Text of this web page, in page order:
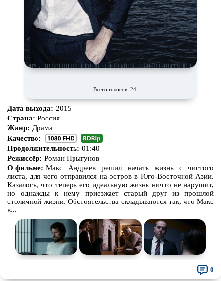
Всего голосов: 24
Дата выхода: 2015
Страна: Россия
Жанр: Драма
Качество:
Продолжительность: 01:40
Режиссёр: Роман Прыгунов
О фильме: Макс Андреев решил начать жизнь с чистого
листа, для чего отправился на остров в Юго-Восточной Азии.
Казалось, что теперь его идеальную жизнь ничто не нарушит,
но однажды к нему приезжает старый друг из прошлой
столичной жизни. Обстоятельства складываются так, что Макс
в...
0